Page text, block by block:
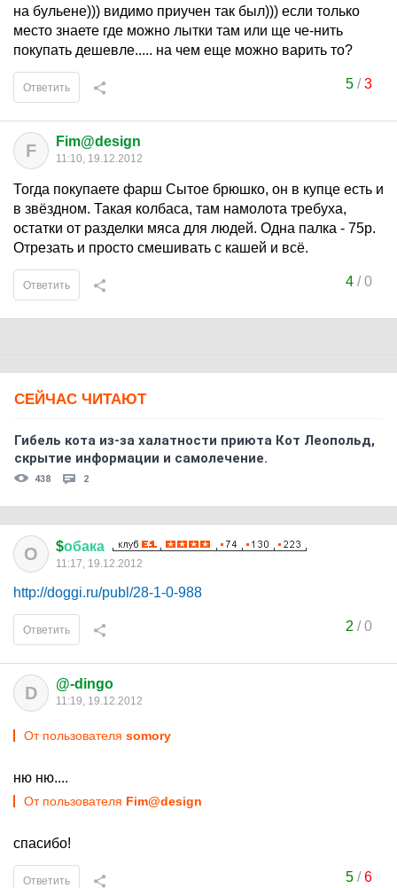
на бульене))) видимо приучен так был))) если только
место знаете где можно лытки там или ще че-нить
покупать дешевле..... на чем еще можно варить то?
5/3
Ответить
F Fim@design
11:10, 19.12.2012
Тогда покупаете фарш Сытое брюшко, он в купце есть и
в звёздном. Такая колбаса, там намолота требуха,
остатки от разделки мяса для людей. Одна палка - 75р.
Отрезать и просто смешивать с кашей и всё.
4/0
Ответить
СЕЙЧАС ЧИТАЮТ
Гибель кота из-за халатности приюта Кот Леопольд,
скрытиe информации и самолечение.
438 2
О $обака
11:17, 19.12.2012
http://doggi.ru/publ/28-1-0-988
2 /0
Ответить
D @-dingo
11:19, 19.12.2012
От пользователя somory
ню ню....
От пользователя Fim@design
спасибо!
5/6
Ответить